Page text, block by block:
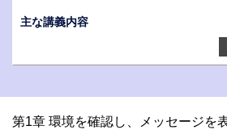
主な講義内容
第1章 環境を確認し、メッセージを